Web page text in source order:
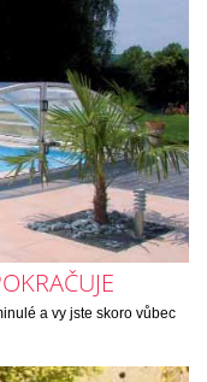
a vy jste skoro vůbec